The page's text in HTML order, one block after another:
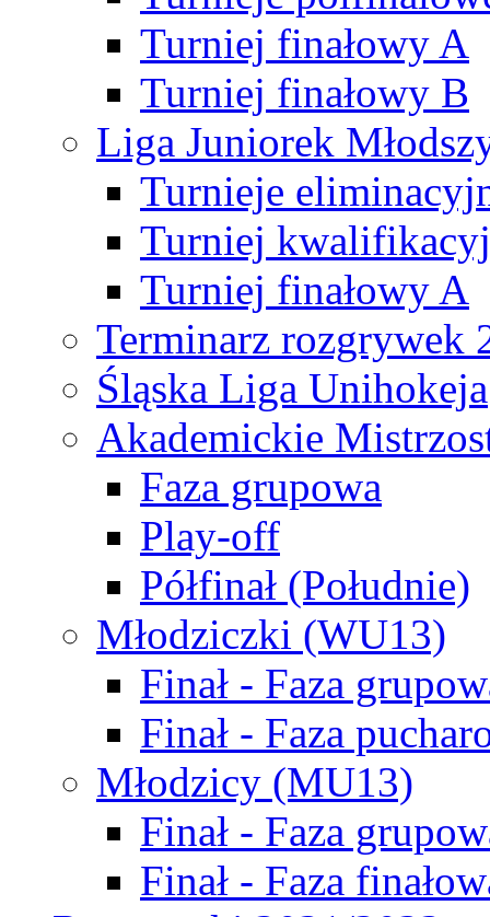
Turniej finałowy A
Turniej finałowy B
Liga Juniorek
Turnieje
Turniej
Turniej finałowy A
Terminarz rozgrywek
Śląska Liga Unihokeja
Akademickie
Faza grupowa
Play-off
Półfinał (Południe)
Młodziczki (WU13)
Finał - Faza
Finał - Faza
Młodzicy (MU13)
Finał - Faza
Finał - Faza